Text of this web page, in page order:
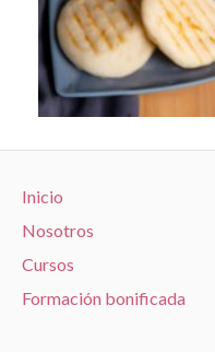
Inicio
Nosotros
Cursos
Formación bonificada